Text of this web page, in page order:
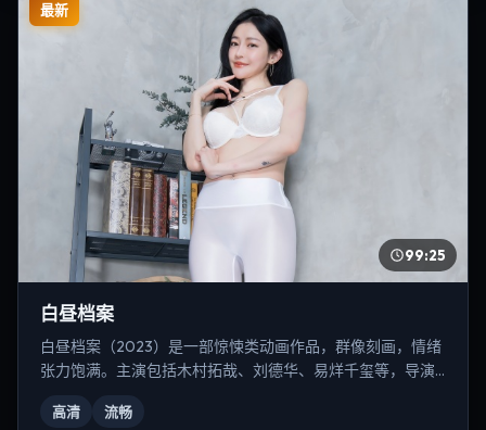
最新
99:25
白昼档案
白昼档案（2023）是一部惊悚类动画作品，群像刻画，情绪
张力饱满。主演包括木村拓哉、刘德华、易烊千玺等，导演
高清 流畅